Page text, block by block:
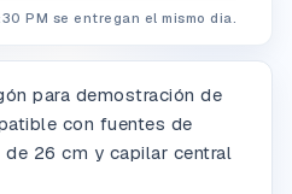
PM se entregan el mismo dia.
para demostración de
con fuentes de
26 cm y capilar central